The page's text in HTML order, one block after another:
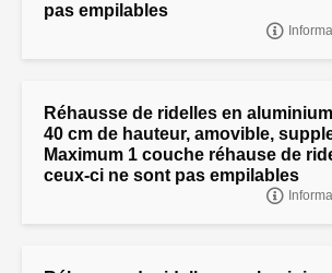
pas empilables
Réhausse de ridelles en
40 cm de hauteur, amovible,
Maximum 1 couche réhause de
ceux-ci ne sont pas empilables